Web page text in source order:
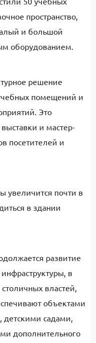
пространство,
и большой
оборудованием.
решение
помещений и
Это
и мастер-
посетителей и
увеличится почти в
в здании
развитие
в
властей,
объектами
садами,
дополнительного